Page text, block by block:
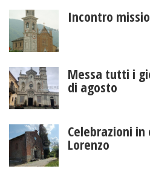
Incontro
Messa tutti i
di agosto
Celebrazioni
Lorenzo